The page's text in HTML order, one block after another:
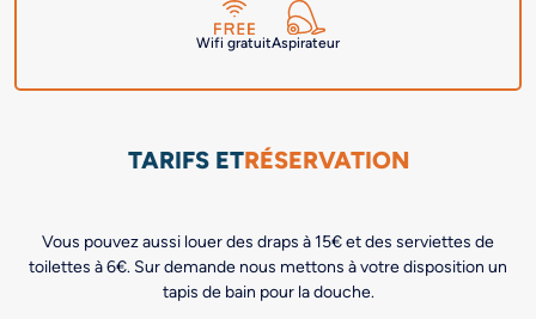
Wifi gratuitAspirateur
TARIFS ETRÉSERVATION
Vous pouvez aussi louer des draps à 15€ et des serviettes de
toilettes à 6€. Sur demande nous mettons à votre disposition un
tapis de bain pour la douche.